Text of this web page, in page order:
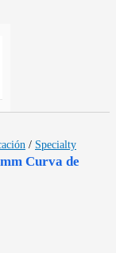
/ Specialty
Curva de